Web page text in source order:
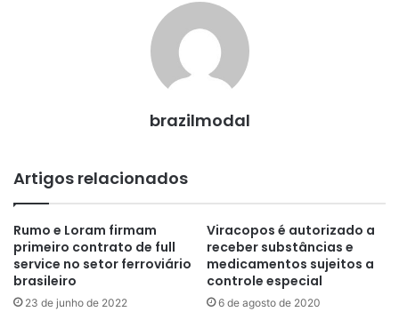
brazilmodal
Artigos relacionados
Rumo e Loram firmam
primeiro contrato de full
service no setor ferroviário
brasileiro
23 de junho de 2022
Viracopos é autorizado a
receber substâncias e
medicamentos sujeitos a
controle especial
6 de agosto de 2020